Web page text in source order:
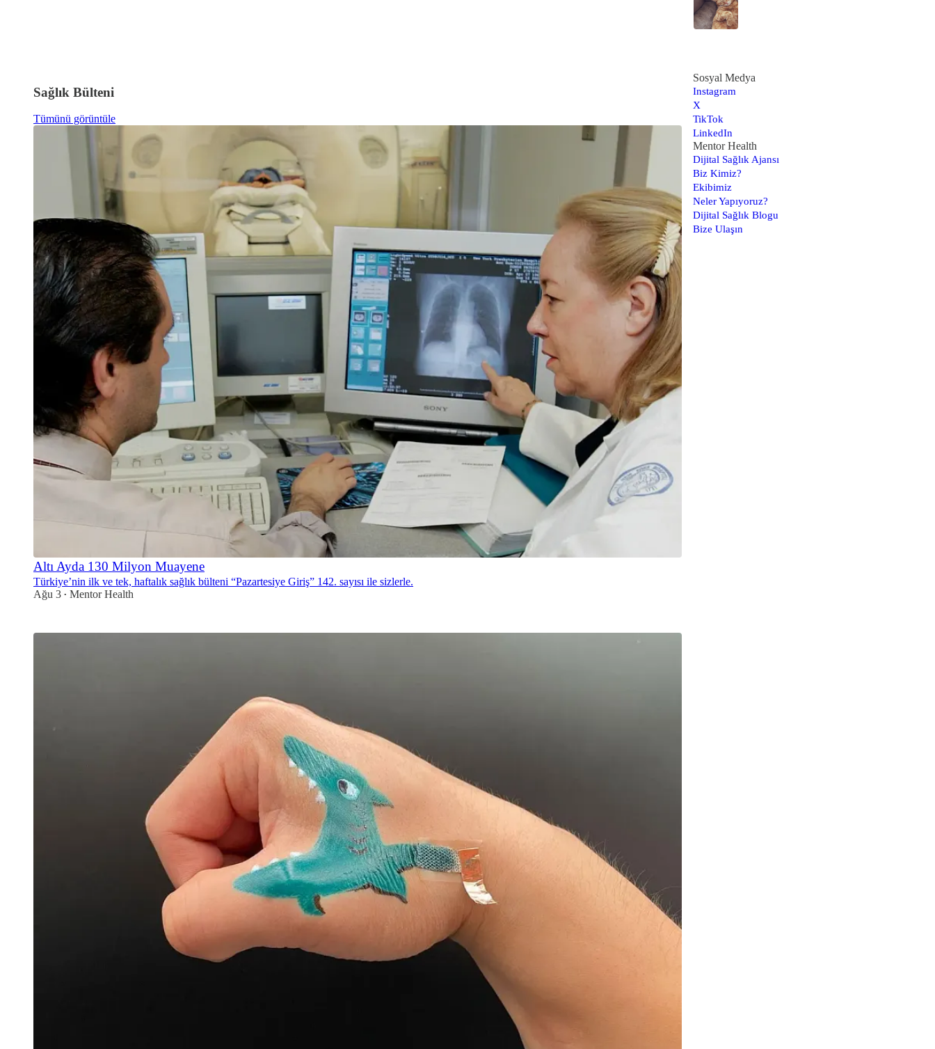
Sağlık Bülteni
Tümünü görüntüle
Altı Ayda 130 Milyon Muayene
Türkiye’nin ilk ve tek, haftalık sağlık bülteni “Pazartesiye Giriş” 142. sayısı ile sizlerle.
Ağu 3 • Mentor Health
Sosyal Medya
Instagram
X
TikTok
LinkedIn
Mentor Health
Dijital Sağlık Ajansı
Biz Kimiz?
Ekibimiz
Neler Yapıyoruz?
Dijital Sağlık Blogu
Bize Ulaşın